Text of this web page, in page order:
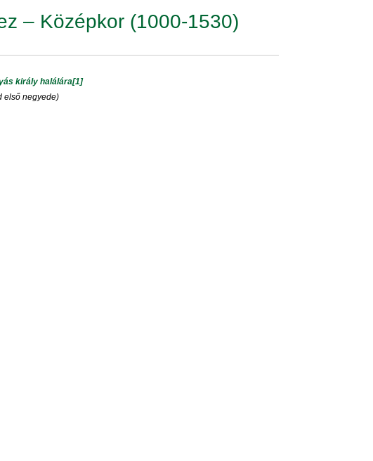
– Középkor (1000-1530)
király halálára[1]
első negyede)